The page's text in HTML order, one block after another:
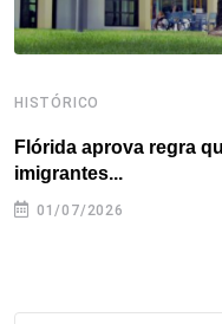
HISTÓRICO
Flórida aprova regra
imigrantes...
01/07/2026